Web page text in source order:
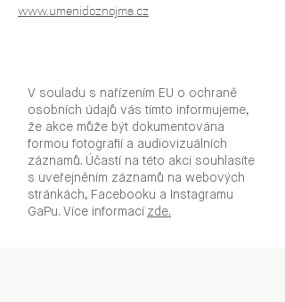
www.umenidoznojma.cz
V souladu s nařízením EU o ochraně
osobních údajů vás tímto informujeme,
že akce může být dokumentována
formou fotografií a audiovizuálních
záznamů. Účastí na této akci souhlasíte
s uveřejněním záznamů na webových
stránkách, Facebooku a Instagramu
GaPu. Více informací zde.